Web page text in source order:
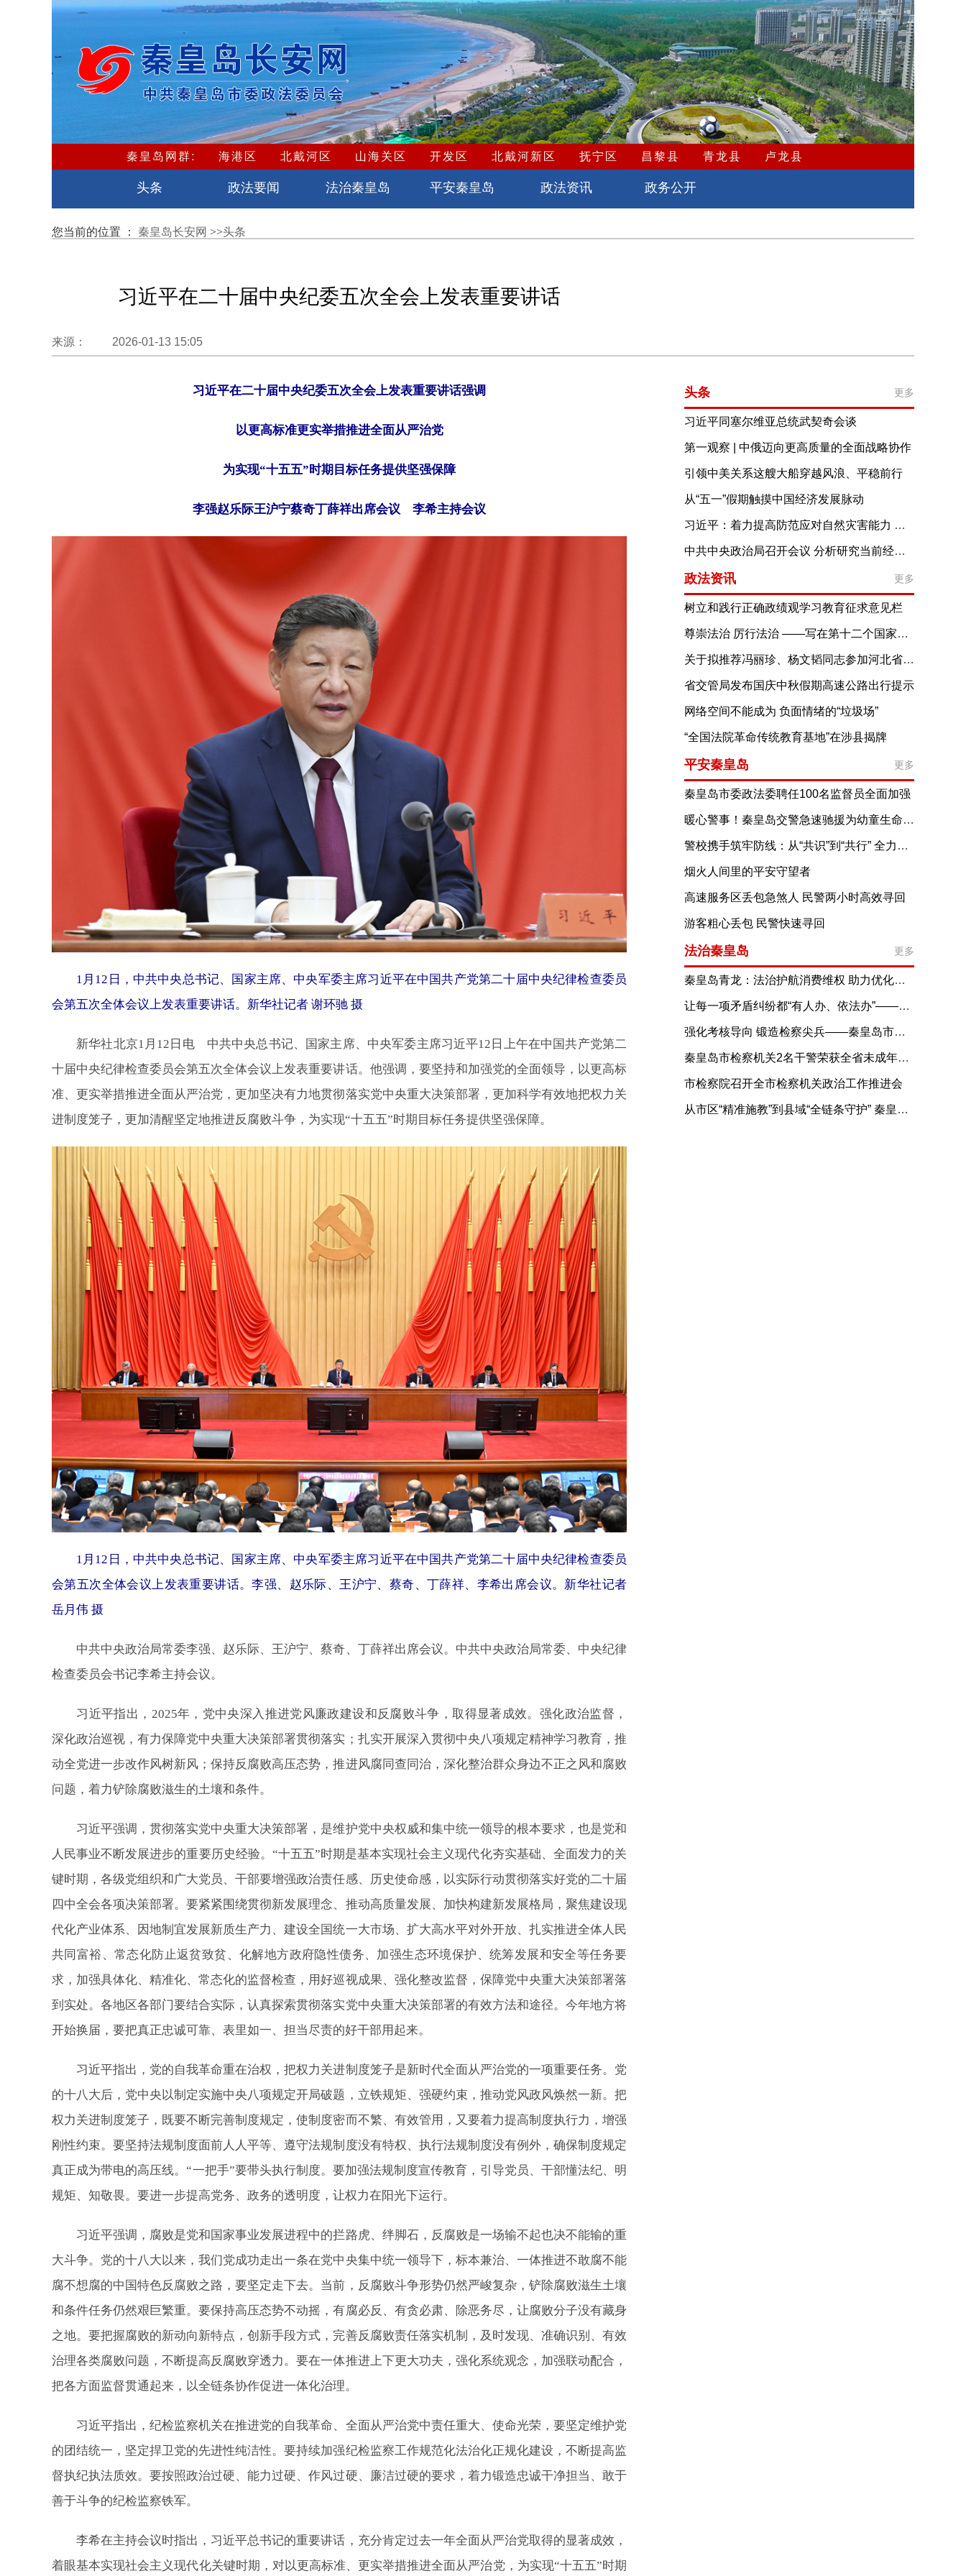
秦皇岛网群: 海港区 北戴河区 山海关区 开发区 北戴河新区 抚宁区 昌黎县 青龙县
卢龙县
头条 政法要闻 法治秦皇岛 平安秦皇岛 政法资讯 政务公开
您当前的位置 ： 秦皇岛长安网 >>头条
习近平在二十届中央纪委五次全会上发表重要讲话
来源： 2026-01-13 15:05
习近平在二十届中央纪委五次全会上发表重要讲话强调
以更高标准更实举措推进全面从严治党
为实现“十五五”时期目标任务提供坚强保障
李强赵乐际王沪宁蔡奇丁薛祥出席会议 李希主持会议
1月12日，中共中央总书记、国家主席、中央军委主席习近平在中国共产党第二十届中央纪律检查委员
会第五次全体会议上发表重要讲话。新华社记者 谢环驰 摄
新华社北京1月12日电 中共中央总书记、国家主席、中央军委主席习近平12日上午在中国共产党第二
十届中央纪律检查委员会第五次全体会议上发表重要讲话。他强调，要坚持和加强党的全面领导，以更高标
准、更实举措推进全面从严治党，更加坚决有力地贯彻落实党中央重大决策部署，更加科学有效地把权力关
进制度笼子，更加清醒坚定地推进反腐败斗争，为实现“十五五”时期目标任务提供坚强保障。
1月12日，中共中央总书记、国家主席、中央军委主席习近平在中国共产党第二十届中央纪律检查委员
会第五次全体会议上发表重要讲话。李强、赵乐际、王沪宁、蔡奇、丁薛祥、李希出席会议。新华社记者
岳月伟 摄
中共中央政治局常委李强、赵乐际、王沪宁、蔡奇、丁薛祥出席会议。中共中央政治局常委、中央纪律
检查委员会书记李希主持会议。
习近平指出，2025年，党中央深入推进党风廉政建设和反腐败斗争，取得显著成效。强化政治监督，
深化政治巡视，有力保障党中央重大决策部署贯彻落实；扎实开展深入贯彻中央八项规定精神学习教育，推
动全党进一步改作风树新风；保持反腐败高压态势，推进风腐同查同治，深化整治群众身边不正之风和腐败
问题，着力铲除腐败滋生的土壤和条件。
习近平强调，贯彻落实党中央重大决策部署，是维护党中央权威和集中统一领导的根本要求，也是党和
人民事业不断发展进步的重要历史经验。“十五五”时期是基本实现社会主义现代化夯实基础、全面发力的关
键时期，各级党组织和广大党员、干部要增强政治责任感、历史使命感，以实际行动贯彻落实好党的二十届
四中全会各项决策部署。要紧紧围绕贯彻新发展理念、推动高质量发展、加快构建新发展格局，聚焦建设现
代化产业体系、因地制宜发展新质生产力、建设全国统一大市场、扩大高水平对外开放、扎实推进全体人民
共同富裕、常态化防止返贫致贫、化解地方政府隐性债务、加强生态环境保护、统筹发展和安全等任务要
求，加强具体化、精准化、常态化的监督检查，用好巡视成果、强化整改监督，保障党中央重大决策部署落
到实处。各地区各部门要结合实际，认真探索贯彻落实党中央重大决策部署的有效方法和途径。今年地方将
开始换届，要把真正忠诚可靠、表里如一、担当尽责的好干部用起来。
习近平指出，党的自我革命重在治权，把权力关进制度笼子是新时代全面从严治党的一项重要任务。党
的十八大后，党中央以制定实施中央八项规定开局破题，立铁规矩、强硬约束，推动党风政风焕然一新。把
权力关进制度笼子，既要不断完善制度规定，使制度密而不繁、有效管用，又要着力提高制度执行力，增强
刚性约束。要坚持法规制度面前人人平等、遵守法规制度没有特权、执行法规制度没有例外，确保制度规定
真正成为带电的高压线。“一把手”要带头执行制度。要加强法规制度宣传教育，引导党员、干部懂法纪、明
规矩、知敬畏。要进一步提高党务、政务的透明度，让权力在阳光下运行。
习近平强调，腐败是党和国家事业发展进程中的拦路虎、绊脚石，反腐败是一场输不起也决不能输的重
大斗争。党的十八大以来，我们党成功走出一条在党中央集中统一领导下，标本兼治、一体推进不敢腐不能
腐不想腐的中国特色反腐败之路，要坚定走下去。当前，反腐败斗争形势仍然严峻复杂，铲除腐败滋生土壤
和条件任务仍然艰巨繁重。要保持高压态势不动摇，有腐必反、有贪必肃、除恶务尽，让腐败分子没有藏身
之地。要把握腐败的新动向新特点，创新手段方式，完善反腐败责任落实机制，及时发现、准确识别、有效
治理各类腐败问题，不断提高反腐败穿透力。要在一体推进上下更大功夫，强化系统观念，加强联动配合，
把各方面监督贯通起来，以全链条协作促进一体化治理。
习近平指出，纪检监察机关在推进党的自我革命、全面从严治党中责任重大、使命光荣，要坚定维护党
的团结统一，坚定捍卫党的先进性纯洁性。要持续加强纪检监察工作规范化法治化正规化建设，不断提高监
督执纪执法质效。要按照政治过硬、能力过硬、作风过硬、廉洁过硬的要求，着力锻造忠诚干净担当、敢于
善于斗争的纪检监察铁军。
李希在主持会议时指出，习近平总书记的重要讲话，充分肯定过去一年全面从严治党取得的显著成效，
着眼基本实现社会主义现代化关键时期，对以更高标准、更实举措推进全面从严治党，为实现“十五五”时期
头条 更多
习近平同塞尔维亚总统武契奇会谈
第一观察 | 中俄迈向更高质量的全面战略协作
引领中美关系这艘大船穿越风浪、平稳前行
从“五一”假期触摸中国经济发展脉动
习近平：着力提高防范应对自然灾害能力 切实维护人民群众生命财产安全
中共中央政治局召开会议 分析研究当前经济形势和经济工作 中共中央总书记习近平主持会议
政法资讯 更多
树立和践行正确政绩观学习教育征求意见栏
尊崇法治 厉行法治 ——写在第十二个国家宪法日
关于拟推荐冯丽珍、杨文韬同志参加河北省第十五届见义勇为英雄评选表彰活动的公示
省交管局发布国庆中秋假期高速公路出行提示
网络空间不能成为 负面情绪的“垃圾场”
“全国法院革命传统教育基地”在涉县揭牌
平安秦皇岛 更多
秦皇岛市委政法委聘任100名监督员全面加强
政法系统纪律作风建设 暖心警事！秦皇岛交警急速驰援为幼童生命护航
警校携手筑牢防线：从“共识”到“共行” 全力守护校园交通安全
烟火人间里的平安守望者
高速服务区丢包急煞人 民警两小时高效寻回
游客粗心丢包 民警快速寻回
法治秦皇岛 更多
秦皇岛青龙：法治护航消费维权 助力优化消费环境
让每一项矛盾纠纷都“有人办、依法办”——河北省全力推进综治中心规范化建设综述
强化考核导向 锻造检察尖兵——秦皇岛市检察机关司法警察年度考核工作扎实推进
秦皇岛市检察机关2名干警荣获全省未成年人检察业务能手！
市检察院召开全市检察机关政治工作推进会
从市区“精准施教”到县域“全链条守护” 秦皇岛公安“护苗成长”进校园